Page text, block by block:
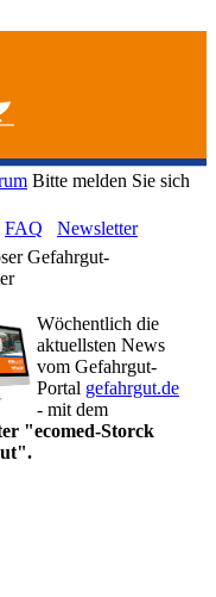
Bitte melden Sie sich
FAQ Newsletter
Gefahrgut-
Wöchentlich die
aktuellsten News
vom Gefahrgut-
Portal gefahrgut.de
- mit dem
"ecomed-Storck